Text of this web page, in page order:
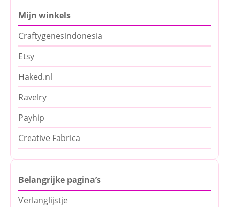
Mijn winkels
Craftygenesindonesia
Etsy
Haked.nl
Ravelry
Payhip
Creative Fabrica
Belangrijke pagina’s
Verlanglijstje